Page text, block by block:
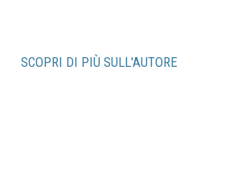
SCOPRI DI PIÙ SULL'AUTORE